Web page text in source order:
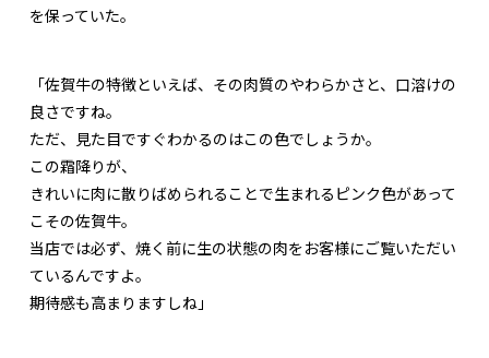
を保っていた。
「佐賀牛の特徴といえば、その肉質のやわらかさと、口溶けの
良さですね。
ただ、見た目ですぐわかるのはこの色でしょうか。
この霜降りが、
きれいに肉に散りばめられることで生まれるピンク色があって
こその佐賀牛。
当店では必ず、焼く前に生の状態の肉をお客様にご覧いただい
ているんですよ。
期待感も高まりますしね」